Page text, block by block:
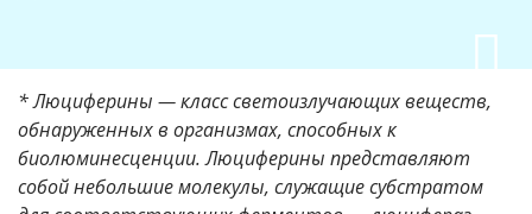
* Люциферины — класс светоизлучающих веществ,
обнаруженных в организмах, способных к
биолюминесценции. Люциферины представляют
собой небольшие молекулы, служащие субстратом